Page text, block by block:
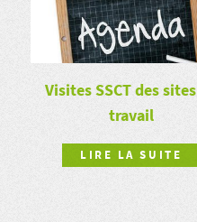
Visites SSCT des
travail
LIRE LA SUITE